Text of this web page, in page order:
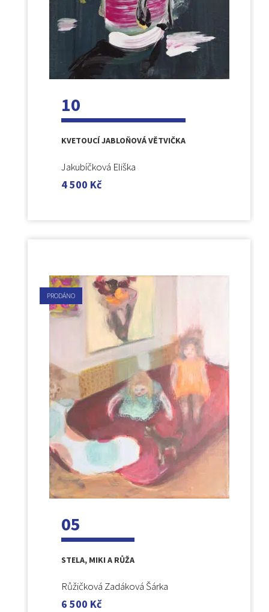
10
KVETOUCÍ JABLOŇOVÁ VĚTVIČKA
Jakubíčková Eliška
4 500 Kč
PRODÁNO
05
STELA, MIKI A RŮŽA
Růžičková Zadáková Šárka
6 500 Kč